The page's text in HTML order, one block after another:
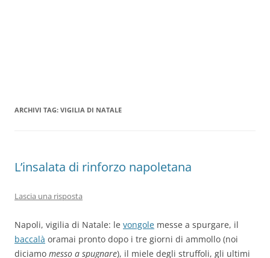
ARCHIVI TAG: VIGILIA DI NATALE
L’insalata di rinforzo napoletana
Lascia una risposta
Napoli, vigilia di Natale: le vongole messe a spurgare, il
baccalà oramai pronto dopo i tre giorni di ammollo (noi
diciamo messo a spugnare), il miele degli struffoli, gli ultimi